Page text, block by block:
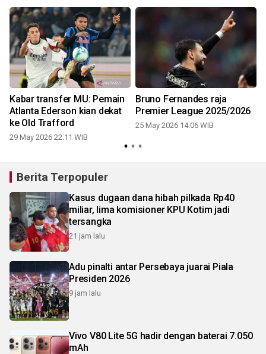
Kabar transfer MU: Pemain
Atlanta Ederson kian dekat
ke Old Trafford
29 May 2026 22:11 WIB
Bruno Fernandes raja
Premier League 2025/2026
25 May 2026 14:06 WIB
Berita Terpopuler
Kasus dugaan dana hibah pilkada Rp40
miliar, lima komisioner KPU Kotim jadi
tersangka
21 jam lalu
Adu pinalti antar Persebaya juarai Piala
Presiden 2026
9 jam lalu
Vivo V80 Lite 5G hadir dengan baterai 7.050
mAh